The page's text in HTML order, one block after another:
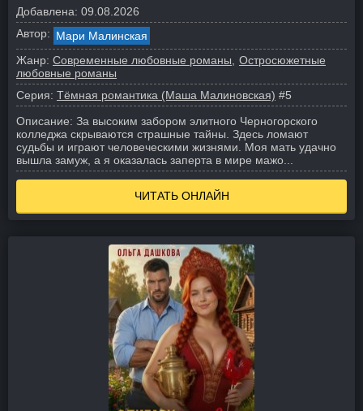
Добавлена: 09.08.2026
Автор: Мари Малинская
Жанр: Современные любовные романы
Остросюжетные
любовные романы
Серия: Тёмная романтика (Маша Малиновская) #5
Описание: За высоким забором элитного Черногорского
колледжа скрываются страшные тайны. Здесь ломают
судьбы и играют человеческими жизнями. Моя мать удачно
вышла замуж, а я оказалась заперта в мире мажо...
ЧИТАТЬ ОНЛАЙН